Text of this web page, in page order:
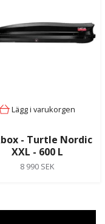
Lägg i varukorgen
- Turtle Nordic
XXL - 600 L
8 990 SEK